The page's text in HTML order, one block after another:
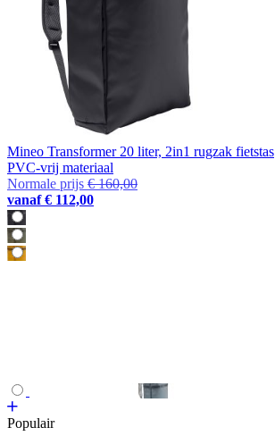
Mineo Transformer 20 liter, 2in1 rugzak fietstas
PVC-vrij materiaal
Normale prijs € 160,00
vanaf € 112,00
Populair